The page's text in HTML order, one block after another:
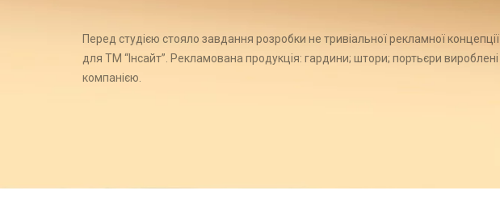
Перед студією стояло завдання розробки не тривіальної рекламної концепції
для ТМ “Інсайт”. Рекламована продукція: гардини; штори; портьєри вироблені
компанією.